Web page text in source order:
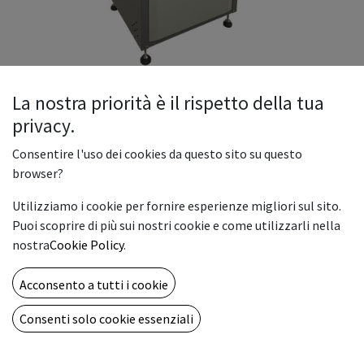
Tagliacarte Mod. Cast 490B
Add to wishlist
Brochure
La nostra priorità è il rispetto della tua
privacy.
Consentire l'uso dei cookies da questo sito su questo
browser?
Utilizziamo i cookie per fornire esperienze migliori sul sito.
Puoi scoprire di più sui nostri cookie e come utilizzarli nella
nostraCookie Policy.
Acconsento a tutti i cookie
Consenti solo cookie essenziali